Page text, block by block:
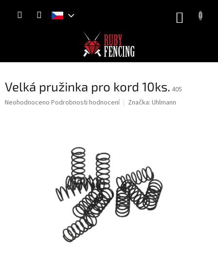
Velká pružinka pro kord 10ks. 405
Průměrné
Neohodnoceno Podrobnosti hodnocení Značka: Uhlmann